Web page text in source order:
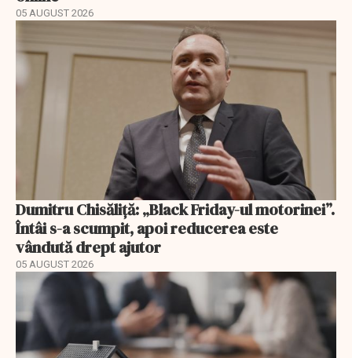
05 AUGUST 2026
Dumitru Chisăliță: „Black Friday-ul motorinei”.
Întâi s-a scumpit, apoi reducerea este
vândută drept ajutor
05 AUGUST 2026